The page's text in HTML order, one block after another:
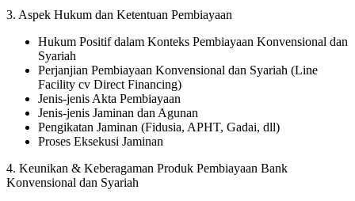
3. Aspek Hukum dan Ketentuan Pembiayaan
Hukum Positif dalam Konteks Pembiayaan Konvensional dan
Syariah
Perjanjian Pembiayaan Konvensional dan Syariah (Line
Facility cv Direct Financing)
Jenis-jenis Akta Pembiayaan
Jenis-jenis Jaminan dan Agunan
Pengikatan Jaminan (Fidusia, APHT, Gadai, dll)
Proses Eksekusi Jaminan
4. Keunikan & Keberagaman Produk Pembiayaan Bank
Konvensional dan Syariah